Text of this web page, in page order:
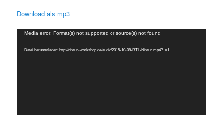
Download als mp3
Video-
Media error: Format(s) not supported or source(s) not found
Datei herunterladen: http://nixtun-workshop.de/audio/2015-10-08-RTL-Nixtun.mp4?_=1